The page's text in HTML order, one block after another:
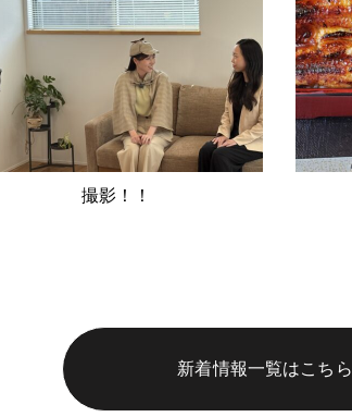
撮影！！
新着情報一覧はこちら